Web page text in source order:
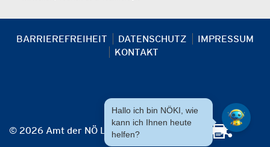
BARRIEREFREIHEIT DATENSCHUTZ
IMPRESSUM
KONTAKT
© 2026 Amt der NÖ Landesregierung
Hallo ich bin NÖKI, wie
kann ich Ihnen heute
helfen?